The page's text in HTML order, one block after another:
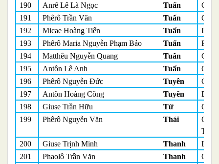
190
Anrê Lê Lã Ngọc Tuấn
191
Phêrô Trần Văn Tuấn
192
Micae Hoàng Tiến Tuấn
Phó
193
Phêrô Maria Nguyễn Phạm Bảo Tuấn
Phó
194
Matthêu Nguyễn Quang Tuấn
195
Antôn Lê Anh Tuấn
196
Phêrô Nguyễn Đức Tuyên
197
Antôn Hoàng Công Tuyên
Du
198
Giuse Trần Hữu Từ
199
Phêrô Nguyễn Văn Thái
200
Giuse Trịnh Minh Thanh
Linh
201
Phaolô Trần Văn Thanh